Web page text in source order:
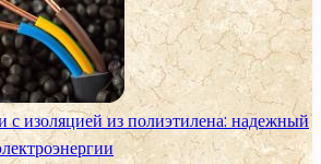
с изоляцией из полиэтилена: надежный